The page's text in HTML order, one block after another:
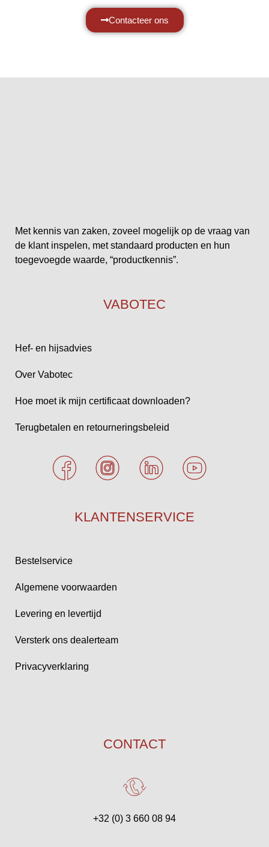
Contacteer ons
Met kennis van zaken, zoveel mogelijk op de vraag van
de klant inspelen, met standaard producten en hun
toegevoegde waarde, “productkennis”.
VABOTEC
Hef- en hijsadvies
Over Vabotec
Hoe moet ik mijn certificaat downloaden?
Terugbetalen en retourneringsbeleid
KLANTENSERVICE
Bestelservice
Algemene voorwaarden
Levering en levertijd
Versterk ons dealerteam
Privacyverklaring
CONTACT
+32 (0) 3 660 08 94